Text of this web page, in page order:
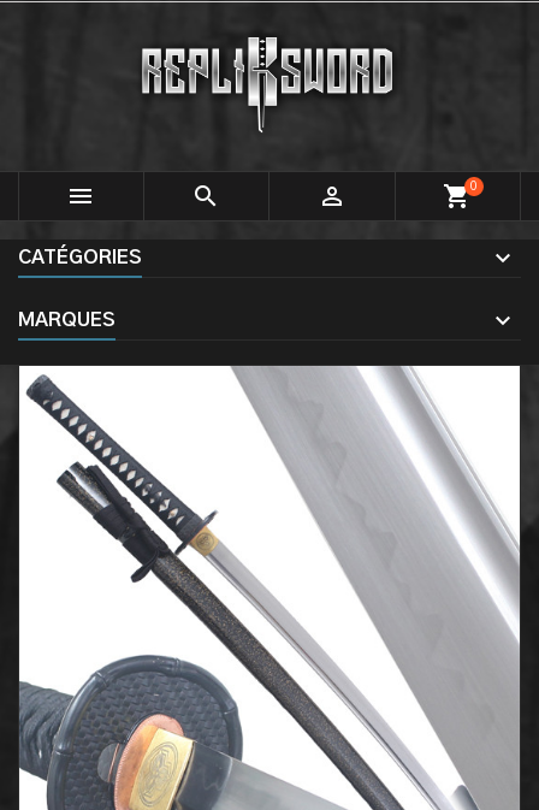
   shopping_cart0
CATÉGORIES
MARQUES